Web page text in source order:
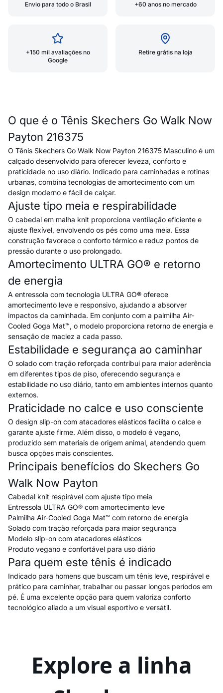
Envio para todo o Brasil +60 anos no mercado
+150 mil avaliações no
Google
Retire grátis na loja
O que é o Tênis Skechers Go Walk Now
Payton 216375
O Tênis Skechers Go Walk Now Payton 216375 Masculino é um
calçado desenvolvido para oferecer leveza, conforto e
praticidade no uso diário. Indicado para caminhadas e rotinas
urbanas, combina tecnologias de amortecimento com um
design moderno e fácil de calçar.
Ajuste tipo meia e respirabilidade
O cabedal em malha knit proporciona ventilação eficiente e
ajuste flexível, envolvendo os pés como uma meia. Essa
construção favorece o conforto térmico e reduz pontos de
pressão durante o uso prolongado.
Amortecimento ULTRA GO® e retorno
de energia
A entressola com tecnologia ULTRA GO® oferece
amortecimento leve e responsivo, ajudando a absorver
impactos da caminhada. Em conjunto com a palmilha Air-
Cooled Goga Mat™, o modelo proporciona retorno de energia e
sensação de maciez a cada passo.
Estabilidade e segurança ao caminhar
O solado com tração reforçada contribui para maior aderência
em diferentes tipos de piso, oferecendo segurança e
estabilidade no uso diário, tanto em ambientes internos quanto
externos.
Praticidade no calce e uso consciente
O design slip-on com atacadores elásticos facilita o calce e
garante ajuste firme. Além disso, o modelo é vegano,
produzido sem materiais de origem animal, atendendo quem
busca opções mais conscientes.
Principais benefícios do Skechers Go
Walk Now Payton
Cabedal knit respirável com ajuste tipo meia
Entressola ULTRA GO® com amortecimento leve
Palmilha Air-Cooled Goga Mat™ com retorno de energia
Solado com tração reforçada para maior segurança
Modelo slip-on com atacadores elásticos
Produto vegano e confortável para uso diário
Para quem este tênis é indicado
Indicado para homens que buscam um tênis leve, respirável e
prático para caminhar, trabalhar ou passar longos períodos em
pé. É uma excelente opção para quem valoriza conforto
tecnológico aliado a um visual esportivo e versátil.
Explore a linha